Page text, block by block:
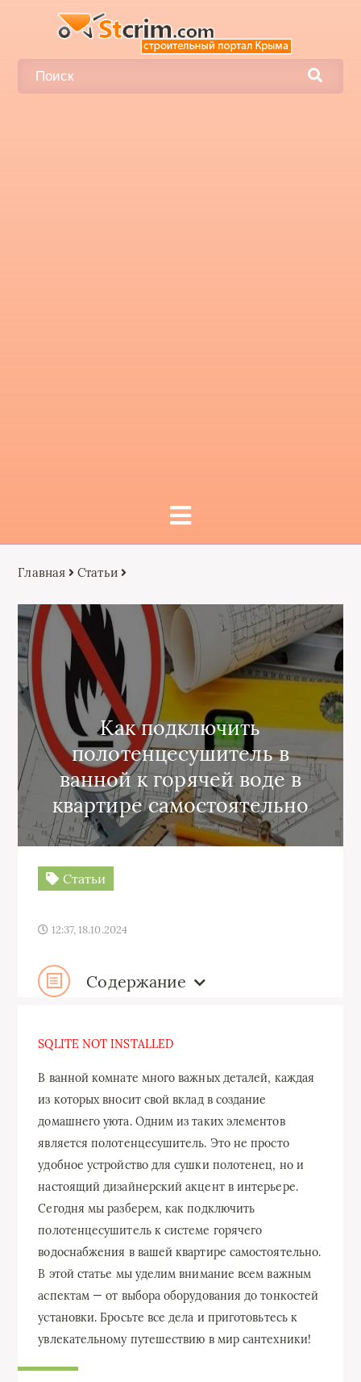
Главная Статьи
Как подключить
полотенцесушитель в
ванной к горячей воде в
квартире самостоятельно
Статьи
12:37, 18.10.2024
Содержание
SQLITE NOT INSTALLED
В ванной комнате много важных деталей, каждая
из которых вносит свой вклад в создание
домашнего уюта. Одним из таких элементов
является полотенцесушитель. Это не просто
удобное устройство для сушки полотенец, но и
настоящий дизайнерский акцент в интерьере.
Сегодня мы разберем, как подключить
полотенцесушитель к системе горячего
водоснабжения в вашей квартире самостоятельно.
В этой статье мы уделим внимание всем важным
аспектам — от выбора оборудования до тонкостей
установки. Бросьте все дела и приготовьтесь к
увлекательному путешествию в мир сантехники!